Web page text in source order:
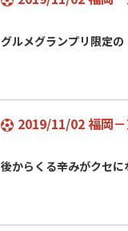
グルメグランプリ限定
2019/11/02 福岡
後からくる辛みがクセに